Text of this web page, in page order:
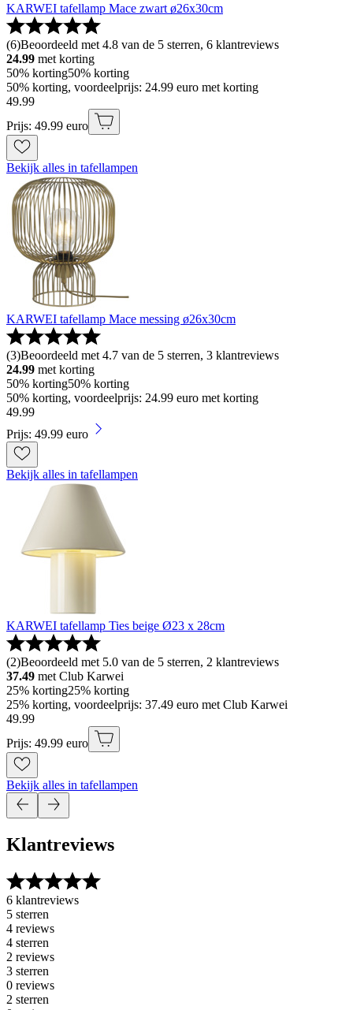
KARWEI tafellamp Mace zwart ø26x30cm
(6)Beoordeeld met 4.8 van de 5 sterren, 6 klantreviews
24.99 met korting
50% korting50% korting
50% korting, voordeelprijs: 24.99 euro met korting
49.99
Prijs: 49.99 euro
Bekijk alles in tafellampen
KARWEI tafellamp Mace messing ø26x30cm
(3)Beoordeeld met 4.7 van de 5 sterren, 3 klantreviews
24.99 met korting
50% korting50% korting
50% korting, voordeelprijs: 24.99 euro met korting
49.99
Prijs: 49.99 euro
Bekijk alles in tafellampen
KARWEI tafellamp Ties beige Ø23 x 28cm
(2)Beoordeeld met 5.0 van de 5 sterren, 2 klantreviews
37.49 met Club Karwei
25% korting25% korting
25% korting, voordeelprijs: 37.49 euro met Club Karwei
49.99
Prijs: 49.99 euro
Bekijk alles in tafellampen
Klantreviews
6 klantreviews
5 sterren
4 reviews
4 sterren
2 reviews
3 sterren
0 reviews
2 sterren